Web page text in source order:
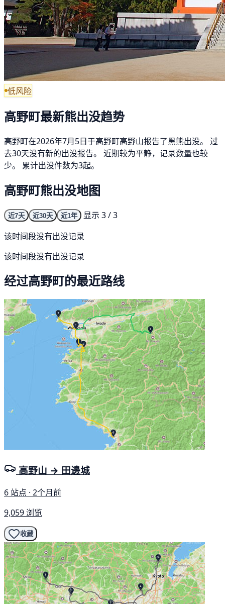
低风险
高野町最新熊出没趋势
高野町在2026年7月5日于高野町高野山报告了黑熊出没。 过
去30天没有新的出没报告。 近期较为平静，记录数量也较
少。 累计出没件数为3起。
高野町熊出没地图
近7天 近30天 近1年
显示 3 / 3
该时间段没有出没记录
该时间段没有出没记录
经过高野町的最近路线
高野山 → 田邊城
6 站点 · 2个月前
9,059 浏览
收藏